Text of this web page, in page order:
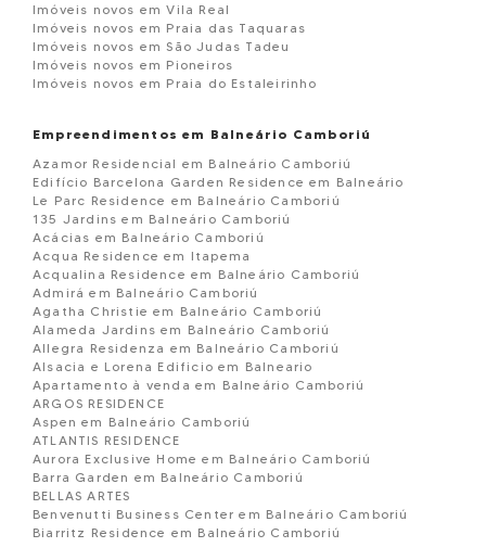
Imóveis novos em Vila Real
Imóveis novos em Praia das Taquaras
Imóveis novos em São Judas Tadeu
Imóveis novos em Pioneiros
Imóveis novos em Praia do Estaleirinho
Empreendimentos em Balneário Camboriú
Azamor Residencial em Balneário Camboriú
Edifício Barcelona Garden Residence em Balneário
Le Parc Residence em Balneário Camboriú
135 Jardins em Balneário Camboriú
Acácias em Balneário Camboriú
Acqua Residence em Itapema
Acqualina Residence em Balneário Camboriú
Admirá em Balneário Camboriú
Agatha Christie em Balneário Camboriú
Alameda Jardins em Balneário Camboriú
Allegra Residenza em Balneário Camboriú
Alsacia e Lorena Edificio em Balneario
Apartamento à venda em Balneário Camboriú
ARGOS RESIDENCE
Aspen em Balneário Camboriú
ATLANTIS RESIDENCE
Aurora Exclusive Home em Balneário Camboriú
Barra Garden em Balneário Camboriú
BELLAS ARTES
Benvenutti Business Center em Balneário Camboriú
Biarritz Residence em Balneário Camboriú